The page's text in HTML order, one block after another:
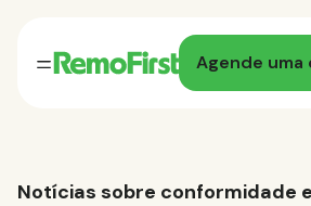
Agende
Notícias sobre conformidade